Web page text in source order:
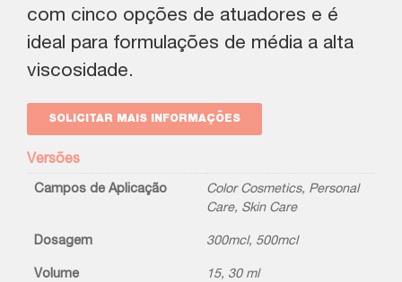
com cinco opções de atuadores e é
ideal para formulações de média a alta
viscosidade.
SOLICITAR MAIS INFORMAÇÕES
Versões
Campos de Aplicação Color Cosmetics, Personal
Care, Skin Care
Dosagem 300mcl, 500mcl
Volume 15, 30 ml